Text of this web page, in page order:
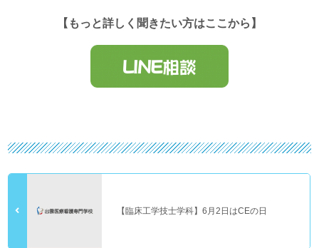
【もっと詳しく聞きたい方はここから】
【臨床工学技士学科】6月2日はCEの日